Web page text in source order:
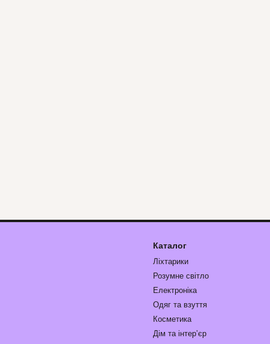
Каталог
Ліхтарики
Розумне світло
Електроніка
Одяг та взуття
Косметика
Дім та інтерʼєр